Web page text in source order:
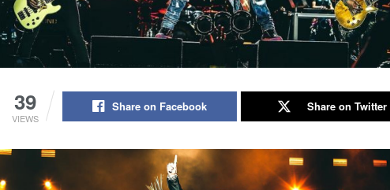
39
VIEWS
Share on Facebook Share on Twitter